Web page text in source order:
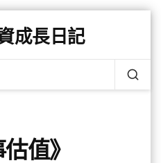
成長日記
值》